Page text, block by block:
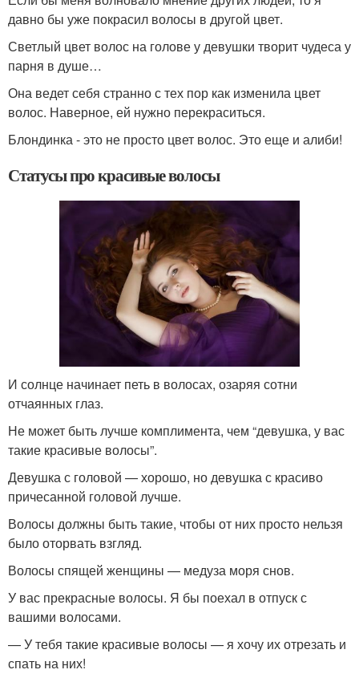
давно бы уже покрасил волосы в другой цвет.
Светлый цвет волос на голове у девушки творит чудеса у
парня в душе…
Она ведет себя странно с тех пор как изменила цвет
волос. Наверное, ей нужно перекраситься.
Блондинка - это не просто цвет волос. Это еще и алиби!
Статусы про красивые волосы
И солнце начинает петь в волосах, озаряя сотни
отчаянных глаз.
Не может быть лучше комплимента, чем “девушка, у вас
такие красивые волосы”.
Девушка с головой — хорошо, но девушка с красиво
причесанной головой лучше.
Волосы должны быть такие, чтобы от них просто нельзя
было оторвать взгляд.
Волосы спящей женщины — медуза моря снов.
У вас прекрасные волосы. Я бы поехал в отпуск с
вашими волосами.
— У тебя такие красивые волосы — я хочу их отрезать и
спать на них!